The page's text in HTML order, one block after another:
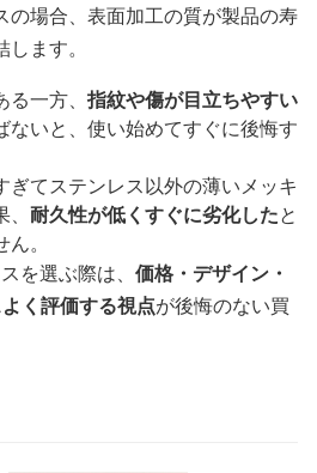
の場合、表面加工の質が製品の寿
ます。
一方、 指紋や傷が目立ちやすい
ないと、使い始めてすぐに後悔す
ぎてステンレス以外の薄いメッキ
耐久性が低くすぐに劣化したと
。
を選ぶ際は、 価格・デザイン・
く評価する視点が後悔のない買